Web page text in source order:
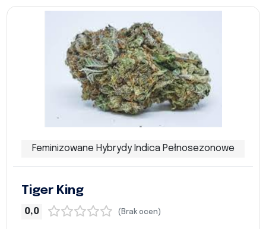
Feminizowane Hybrydy Indica Pełnosezonowe
Tiger King
0,0 (Brak ocen)